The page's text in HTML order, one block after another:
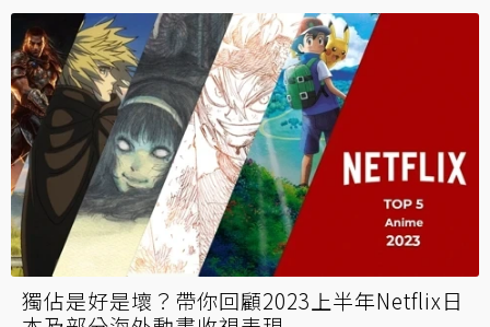
獨佔是好是壞？帶你回顧2023上半年Netflix日